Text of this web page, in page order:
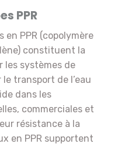
PPR
PPR (copolymère
constituent la
les systèmes de
transport de l’eau
dans les
commerciales et
résistance à la
en PPR supportent